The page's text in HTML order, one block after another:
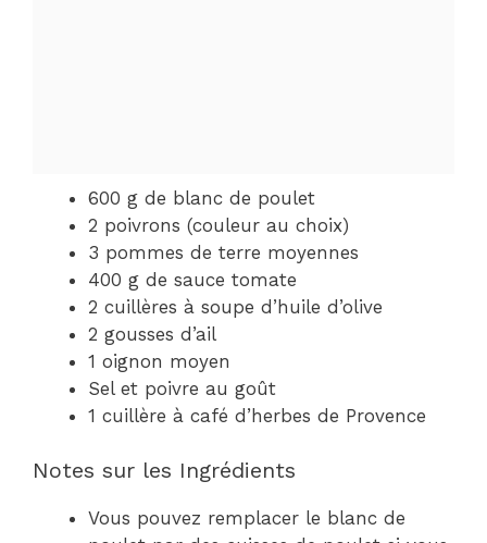
600 g de blanc de poulet
2 poivrons (couleur au choix)
3 pommes de terre moyennes
400 g de sauce tomate
2 cuillères à soupe d’huile d’olive
2 gousses d’ail
1 oignon moyen
Sel et poivre au goût
1 cuillère à café d’herbes de Provence
Notes sur les Ingrédients
Vous pouvez remplacer le blanc de